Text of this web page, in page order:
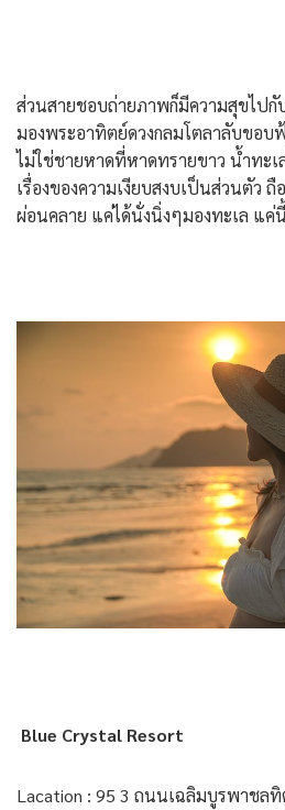
ส่วนสายชอบถ่ายภาพก็มีความสุขไปกั
มองพระอาทิตย์ดวงกลมโตลาลับขอ
ไม่ใช่ชายหาดที่หาดทรายขาว น้ำทะ
เรื่องของความเงียบสงบเป็นส่วนตัว
ผ่อนคลาย แค่ได้นั่งนิ่งๆมองทะเล แค่
Blue Crystal Resort
Lacation : 95 3 ถนนเฉลิมบูรพาชล